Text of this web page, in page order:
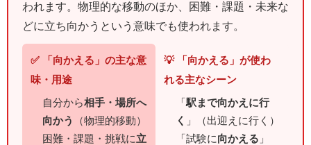
われます。物理的な移動のほか、困難・課題・未来な
どに立ち向かうという意味でも使われます。
✅ 「向かえる」の主な意
味・用途
自分から相手・場所へ
向かう
（物理的移動）
困難・課題・挑戦に 立
💡 「向かえる」が使わ
れる主なシーン
「駅まで向かえに行
く
」（出迎えに行く）
「試験に 向かえる 」